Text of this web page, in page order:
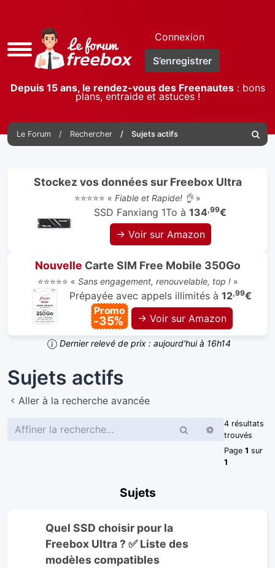
Accès
rapide
Connexion
S’enregistrer
Depuis 15 ans, le rendez-vous des Freenautes: bons
plans, entraide et astuces !
Le Forum Rechercher Sujets actifs
Stockez vos données sur Freebox Ultra
⭐⭐⭐⭐⭐ « Fiable et Rapide! 👌»
SSD Fanxiang 1To à 134,99€
→ Voir sur Amazon
Nouvelle Carte SIM Free Mobile 350Go
⭐⭐⭐⭐⭐ « Sans engagement, renouvelable, top !»
Prépayée avec appels illimités à 12,99€
Promo
-35% → Voir sur Amazon
Dernier relevé de prix : aujourd'hui à 16h14
Sujets actifs
Aller à la recherche avancée
RechercherRecherche
4 résultats
trouvés
Page 1 sur
1
Sujets
Quel SSD choisir pour la
Freebox Ultra ? ✅ Liste des
modèles compatibles